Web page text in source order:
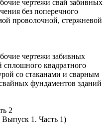
чертежи свай забивных
без поперечного
проволочной, стержневой
чертежи забивных
сплошного квадратного
со стаканами и сварным
фундаментов зданий
2
1. Часть 1)